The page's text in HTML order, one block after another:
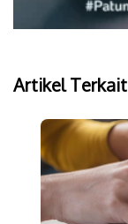
Artikel Terkait